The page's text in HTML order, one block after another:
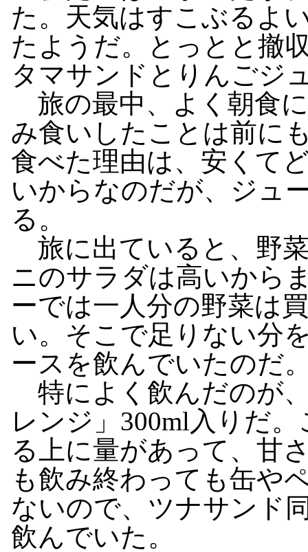
た。天気はすこぶるよ
たようだ。とっとと撤
タマサンドとりんごジ
旅の最中、よく朝食
み食いしたことは前に
食べた理由は、安くて
いからなのだが、ジュ
る。
旅に出ていると、野
ニのサラダは高いから
ーでは一人分の野菜は
い。そこで足りない分
ースを飲んでいたのだ
特によく飲んだのが
レンジ」300ml入りだ
る上に量があって、甘
も飲み終わっても缶や
ないので、ツナサンド
飲んでいた。